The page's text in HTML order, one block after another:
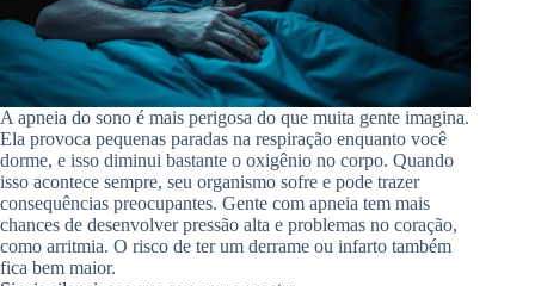
A apneia do sono é mais perigosa do que muita gente imagina.
Ela provoca pequenas paradas na respiração enquanto você
dorme, e isso diminui bastante o oxigênio no corpo. Quando
isso acontece sempre, seu organismo sofre e pode trazer
consequências preocupantes. Gente com apneia tem mais
chances de desenvolver pressão alta e problemas no coração,
como arritmia. O risco de ter um derrame ou infarto também
fica bem maior.